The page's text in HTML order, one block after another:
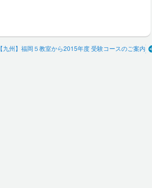
【九州】福岡５教室から2015年度 受験コースのご案内